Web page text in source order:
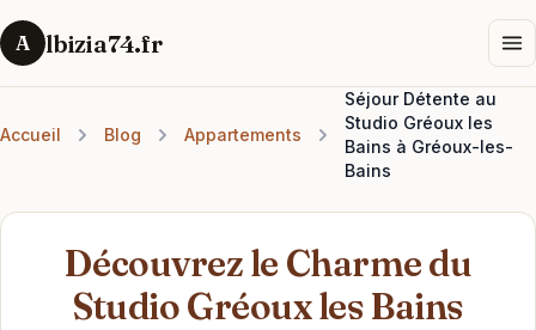
A lbizia74.fr
Accueil Blog Appartements
Séjour Détente au
Studio Gréoux les
Bains à Gréoux-les-
Bains
Découvrez le Charme du
Studio Gréoux les Bains